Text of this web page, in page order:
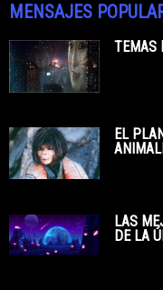
MENSAJES
TEMAS
EL
LAS
DE LA